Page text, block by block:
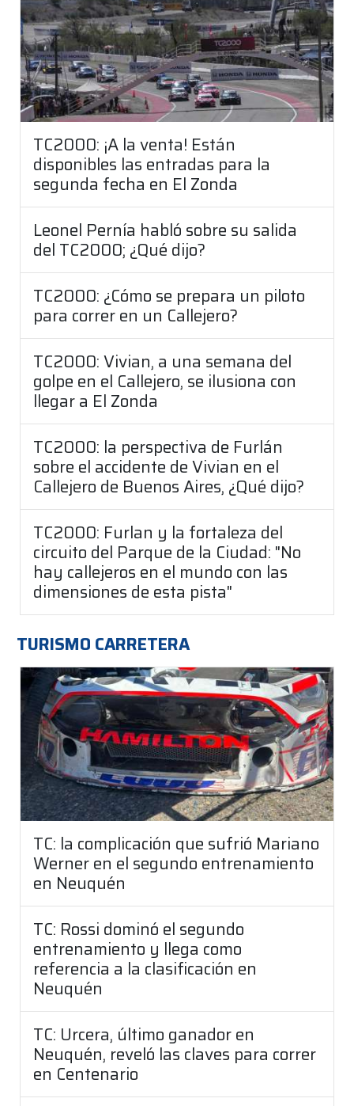
TC2000: ¡A la venta! Están
disponibles las entradas para la
segunda fecha en El Zonda
Leonel Pernía habló sobre su salida
del TC2000; ¿Qué dijo?
TC2000: ¿Cómo se prepara un piloto
para correr en un Callejero?
TC2000: Vivian, a una semana del
golpe en el Callejero, se ilusiona con
llegar a El Zonda
TC2000: la perspectiva de Furlán
sobre el accidente de Vivian en el
Callejero de Buenos Aires, ¿Qué dijo?
TC2000: Furlan y la fortaleza del
circuito del Parque de la Ciudad: "No
hay callejeros en el mundo con las
dimensiones de esta pista"
TURISMO CARRETERA
TC: la complicación que sufrió Mariano
Werner en el segundo entrenamiento
en Neuquén
TC: Rossi dominó el segundo
entrenamiento y llega como
referencia a la clasificación en
Neuquén
TC: Urcera, último ganador en
Neuquén, reveló las claves para correr
en Centenario